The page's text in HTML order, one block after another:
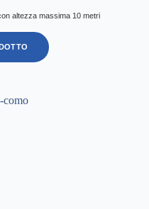
altezza massima 10 metri